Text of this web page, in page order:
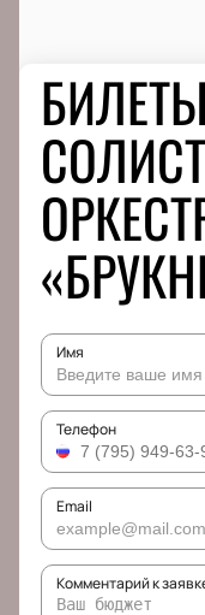
Имя
Телефон
Email
Комментарий к